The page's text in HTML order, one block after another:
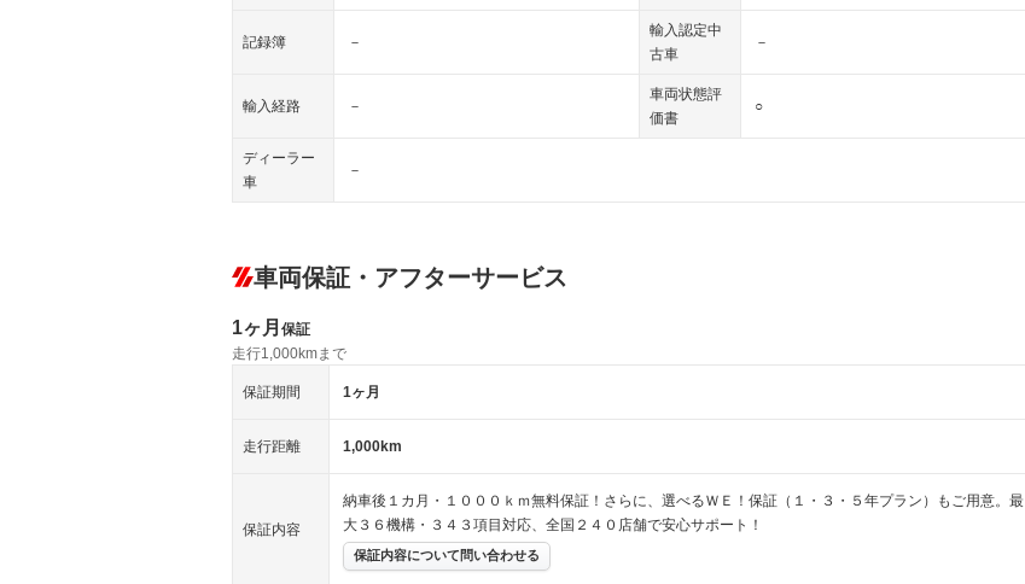
記録簿 －
輸入認定中
古車
－
輸入経路 －
車両状態評
価書
○
ディーラー
車
－
車両保証・アフターサービス
1ヶ月 保証
走行1,000kmまで
保証期間 1ヶ月
走行距離 1,000km
保証内容
納車後１カ月・１０００ｋｍ無料保証！さらに、選べるＷＥ！保証（１・３・５年プラン）もご用意。最
大３６機構・３４３項目対応、全国２４０店舗で安心サポート！
保証内容について問い合わせる